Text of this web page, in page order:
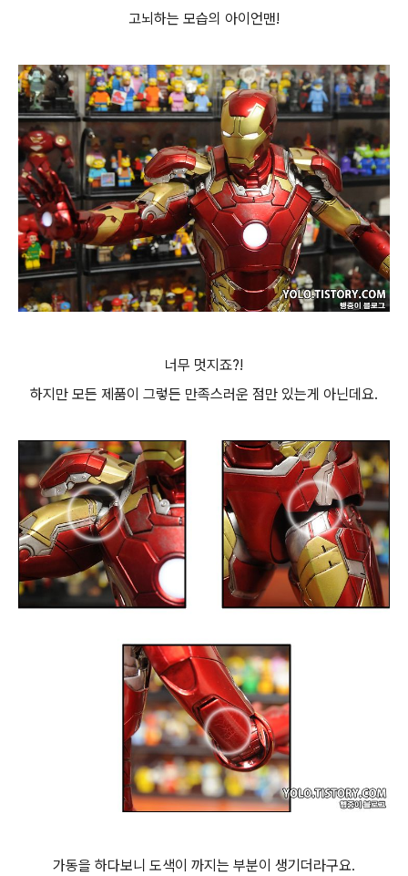
고뇌하는 모습의 아이언맨!
너무 멋지죠?!
하지만 모든 제품이 그렇든 만족스러운 점만 있는게 아닌데요.
가동을 하다보니 도색이 까지는 부분이 생기더라구요.